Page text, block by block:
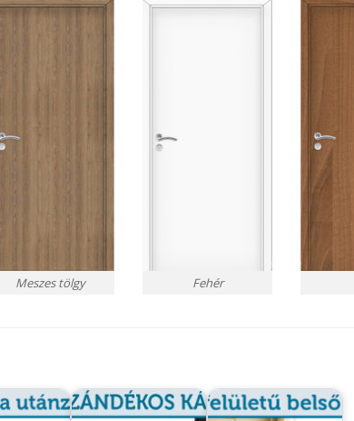
Meszes tölgy Fehér